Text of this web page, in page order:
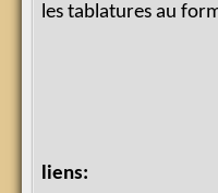
les tablatures au
liens: